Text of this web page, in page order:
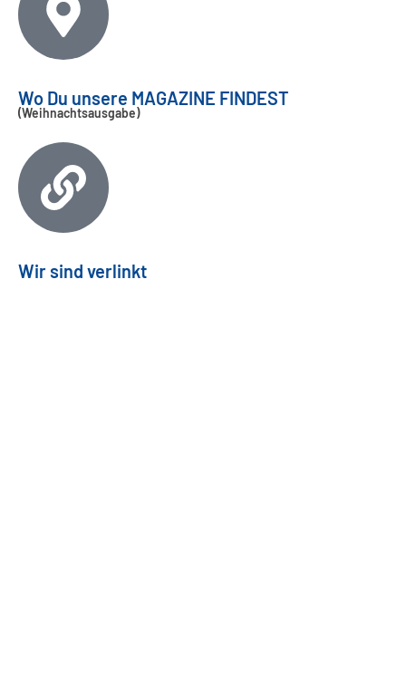
Wo Du unsere MAGAZINE FINDEST
(Weihnachtsausgabe)
Wir sind verlinkt